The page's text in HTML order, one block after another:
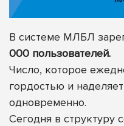
В системе МЛБЛ
000 пользователей.
Число, которое
гордостью и
одновременно.
Сегодня в структуру